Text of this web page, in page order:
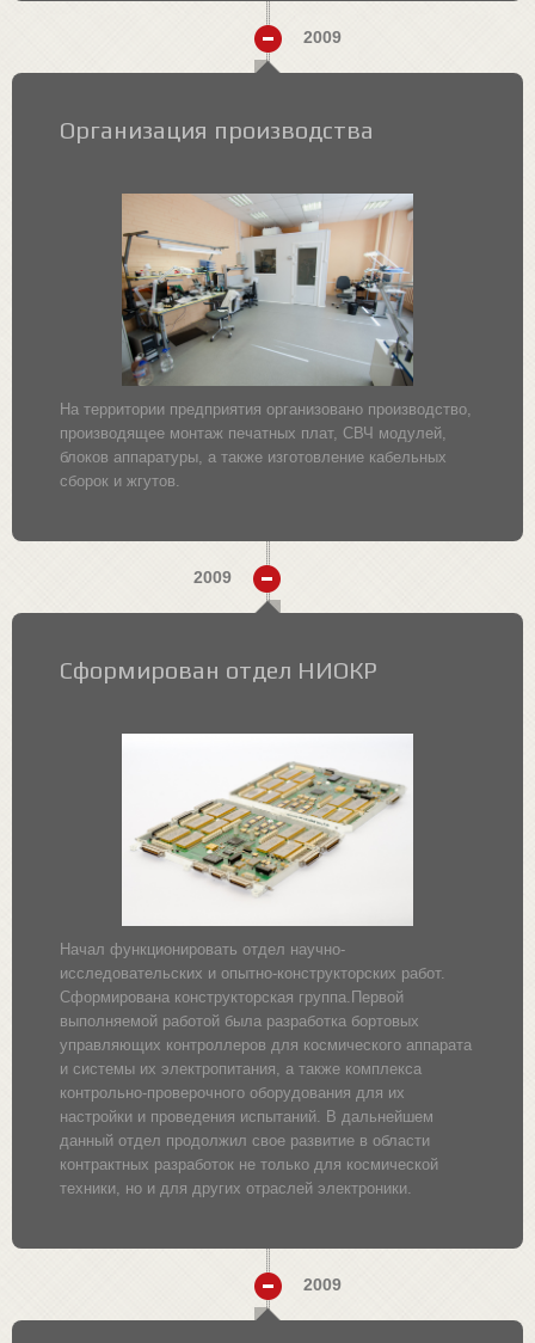
2009
Организация производства
На территории предприятия организовано производство,
производящее монтаж печатных плат, СВЧ модулей,
блоков аппаратуры, а также изготовление кабельных
сборок и жгутов.
2009
Сформирован отдел НИОКР
Начал функционировать отдел научно-
исследовательских и опытно-конструкторских работ.
Сформирована конструкторская группа.Первой
выполняемой работой была разработка бортовых
управляющих контроллеров для космического аппарата
и системы их электропитания, а также комплекса
контрольно-проверочного оборудования для их
настройки и проведения испытаний. В дальнейшем
данный отдел продолжил свое развитие в области
контрактных разработок не только для космической
техники, но и для других отраслей электроники.
2009